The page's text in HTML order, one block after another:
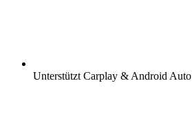
Unterstützt Carplay & Android Auto